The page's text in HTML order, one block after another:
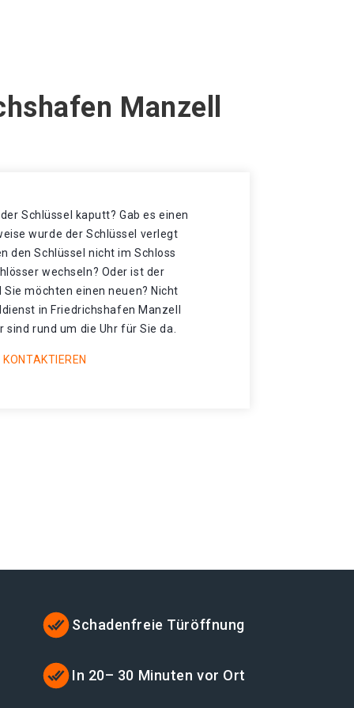
Manzell
Schlüssel kaputt? Gab es einen
wurde der Schlüssel verlegt
den Schlüssel nicht im Schloss
wechseln? Oder ist der
möchten einen neuen? Nicht
in Friedrichshafen Manzell
rund um die Uhr für Sie da.
Schadenfreie Türöffnung
In 20– 30 Minuten vor Ort